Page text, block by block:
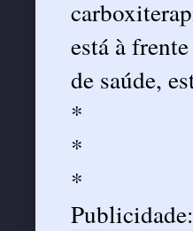
está à
de saúde,
*
*
*
Publicidade: